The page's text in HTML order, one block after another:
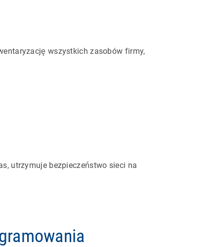
wszystkich zasobów firmy,
utrzymuje bezpieczeństwo sieci na